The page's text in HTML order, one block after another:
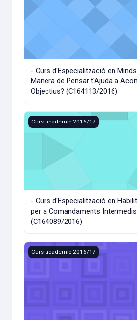
- Curs d'Especialització en
Manera de Pensar t'Ajuda a
Objectius? (C164113/2016)
- Curs d'Especialització en
Curs acadèmic 2016/17
- Curs d'Especialització en
per a Comandaments Intermedis
(C164089/2016)
- Curs d'Especialització en
Curs acadèmic 2016/17